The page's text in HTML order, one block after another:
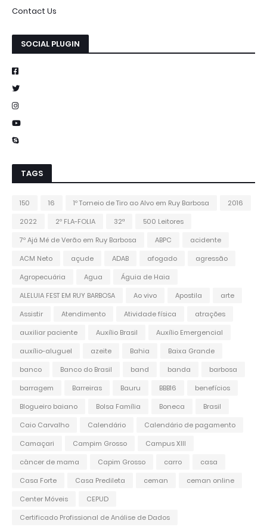
Contact Us
SOCIAL PLUGIN
TAGS
150 16 1º Torneio de Tiro ao Alvo em Ruy Barbosa
2016
2022
2º FLA-FOLIA 32ª
500 Leitores
7º Ajá Mé de Verão em Ruy Barbosa
ABPC
acidente
ACM Neto
açude ADAB afogado
agressão
Agropecuária
Agua
Águia de Haia
ALELUIA FEST EM RUY BARBOSA
Ao vivo Apostila
arte
Assistir
Atendimento Atividade física
atrações
auxiliar paciente
Auxílio Brasil
Auxílio Emergencial
auxílio-aluguel
azeite Bahia
Baixa Grande
banco
Banco do Brasil band banda
barbosa
barragem
Barreiras Bauru BBB16
benefícios
Blogueiro baiano
Bolsa Família Boneca
Brasil
Caio Carvalho
Calendário
Calendário de pagamento
Camaçari
Campim Grosso
Campus XIII
câncer de mama
Capim Grosso carro
casa
Casa Forte
Casa Predileta ceman
ceman online
Center Móveis
CEPUD
Certificado Profissional de Análise de Dados